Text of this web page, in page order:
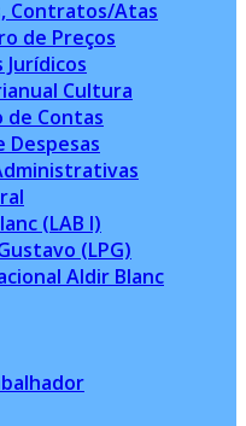
Contratos/Atas
de Preços
Jurídicos
Cultura
de Contas
Despesas
(LAB I)
(LPG)
Aldir Blanc